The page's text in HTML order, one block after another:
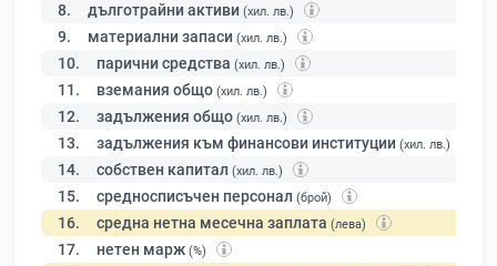
8. дълготрайни активи (хил. лв.)
9. материални запаси (хил. лв.)
10. парични средства (хил. лв.)
11. вземания общо (хил. лв.)
12. задължения общо (хил. лв.)
13. задължения към финансови институции (хил. лв.)
14. собствен капитал (хил. лв.)
15. средносписъчен персонал (брой)
16. средна нетна месечна заплата (лева)
17. нетен марж (%)